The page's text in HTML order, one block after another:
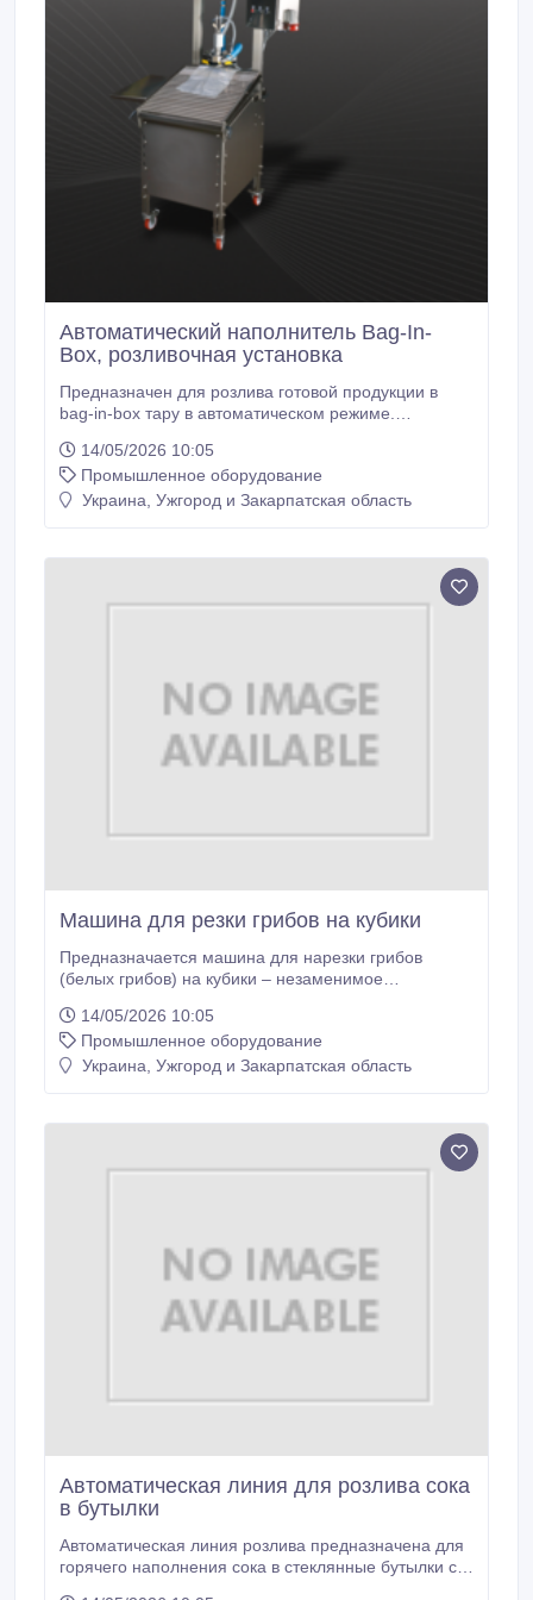
Автоматический наполнитель Bag-In-
Box, розливочная установка
Предназначен для розлива готовой продукции в
bag-in-box тару в автоматическом режиме.
от 3 до 20 литров. - Возможность наполнения тары
с разными размерами отверстий и клапанов. -
Ручная подача пакетов в зону розлива. - Резервуар
14/05/2026 10:05
Промышленное оборудование
Украина, Ужгород и Закарпатская область
Машина для резки грибов на кубики
Предназначается машина для нарезки грибов
(белых грибов) на кубики – незаменимое
перерабатывающей компании. Производится в
нескольких моделях, различающихся по габаритам
куба, а именно: 12х12, 15х15, 17х17, 10х15, 20х15,
14/05/2026 10:05
Промышленное оборудование
Украина, Ужгород и Закарпатская область
Автоматическая линия для розлива сока
в бутылки
Автоматическая линия розлива предназначена для
горячего наполнения сока в стеклянные бутылки с